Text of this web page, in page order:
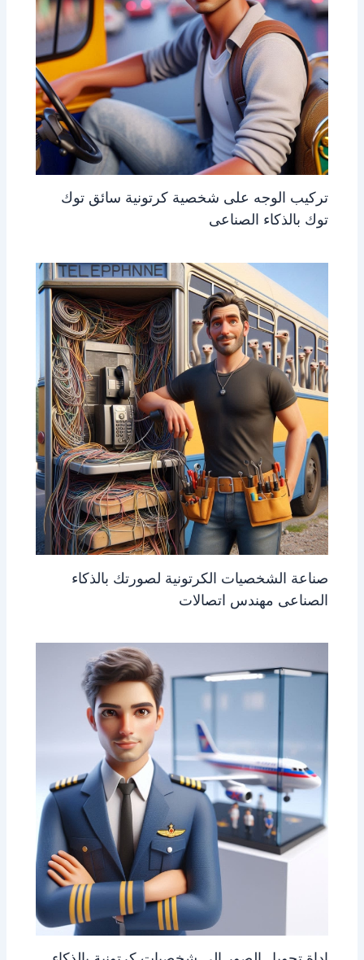
تركيب الوجه على شخصية كرتونية سائق توك
توك بالذكاء الصناعى
صناعة الشخصيات الكرتونية لصورتك بالذكاء
الصناعى مهندس اتصالات